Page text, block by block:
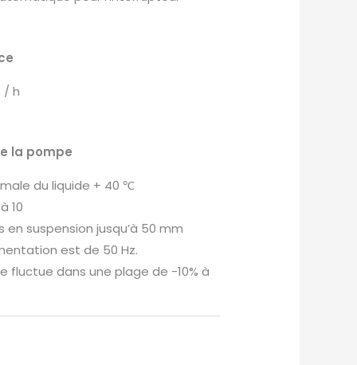
/ h
la pompe
du liquide + 40 ℃
10
en suspension jusqu’à 50 mm
est de 50 Hz.
fluctue dans une plage de -10% à